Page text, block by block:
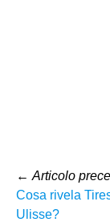
← Articolo
Cosa rivela
Ulisse?